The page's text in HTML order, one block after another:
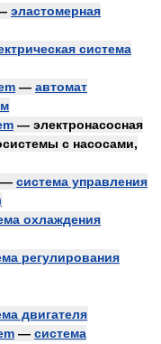
эластомерная
система
— автомат
— электронасосная
с насосами,
— система управления
охлаждения
регулирования
двигателя
— система